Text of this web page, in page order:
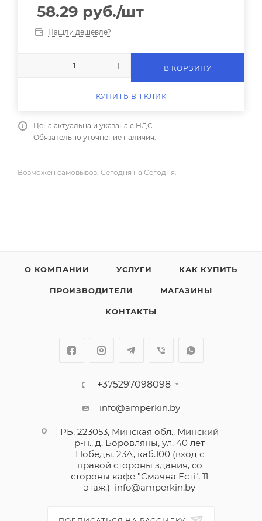
58.29 руб./шт
Нашли дешевле?
В КОРЗИНУ
КУПИТЬ В 1 КЛИК
Цена актуальна и указана с НДС.
Обязательно уточнение наличия.
Возможен самовывоз, Сегодня на Сегодня.
О КОМПАНИИ УСЛУГИ КАК КУПИТЬ
ПРОИЗВОДИТЕЛИ МАГАЗИНЫ
КОНТАКТЫ
+375297098098
info@amperkin.by
РБ, 223053, Минская обл., Минский
р-н., д. Боровляны, ул. 40 лет
Победы, 23А, каб.100 (вход с
правой стороны здания, со
стороны кафе "Смачна Естi", 11
этаж.) info@amperkin.by